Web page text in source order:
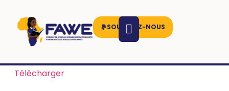
SOUTENEZ-NOUS
Télécharger